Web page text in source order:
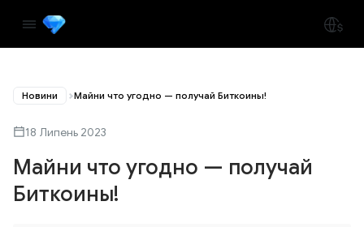
Новини Майни что угодно — получай Биткоины!
18 Липень 2023
Майни что угодно — получай
Биткоины!